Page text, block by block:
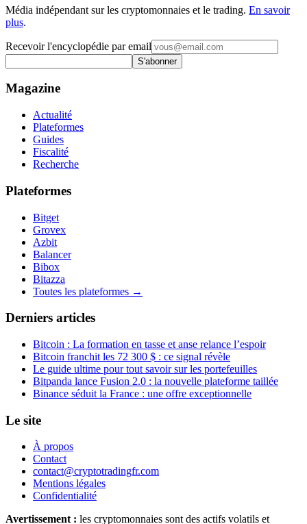
Média indépendant sur les cryptomonnaies et le trading. En savoir
plus.
Recevoir l'encyclopédie par email
S'abonner
Magazine
Actualité
Plateformes
Guides
Fiscalité
Recherche
Plateformes
Bitget
Grovex
Azbit
Balancer
Bibox
Bitazza
Toutes les plateformes →
Derniers articles
Bitcoin : La formation en tasse et anse relance l’espoir
Bitcoin franchit les 72 300 $ : ce signal révèle
Le guide ultime pour tout savoir sur les portefeuilles
Bitpanda lance Fusion 2.0 : la nouvelle plateforme taillée
Binance séduit la France : une offre exceptionnelle
Le site
À propos
Contact
contact@cryptotradingfr.com
Mentions légales
Confidentialité
Avertissement : les cryptomonnaies sont des actifs volatils et